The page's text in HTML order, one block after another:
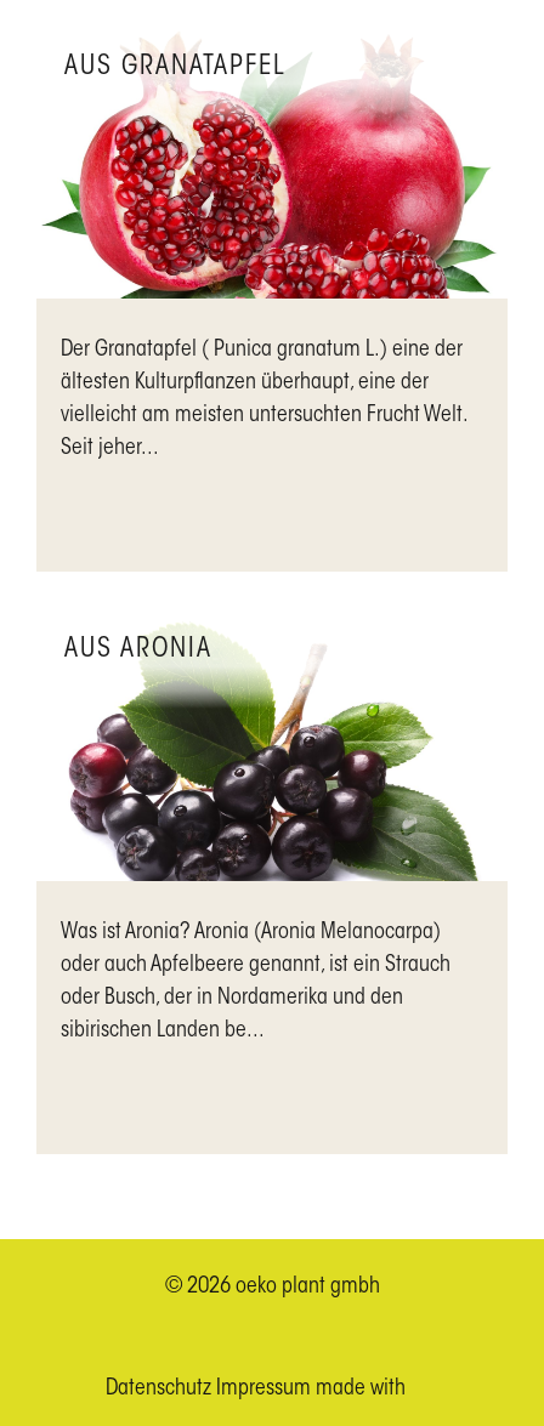
AUS GRANATAPFEL
Der Granatapfel ( Punica granatum L.) eine der
ältesten Kulturpflanzen überhaupt, eine der
vielleicht am meisten untersuchten Frucht Welt.
Seit jeher...
AUS ARONIA
Was ist Aronia? Aronia (Aronia Melanocarpa)
oder auch Apfelbeere genannt, ist ein Strauch
oder Busch, der in Nordamerika und den
sibirischen Landen be...
© 2026 oeko plant gmbh
Datenschutz Impressum made with